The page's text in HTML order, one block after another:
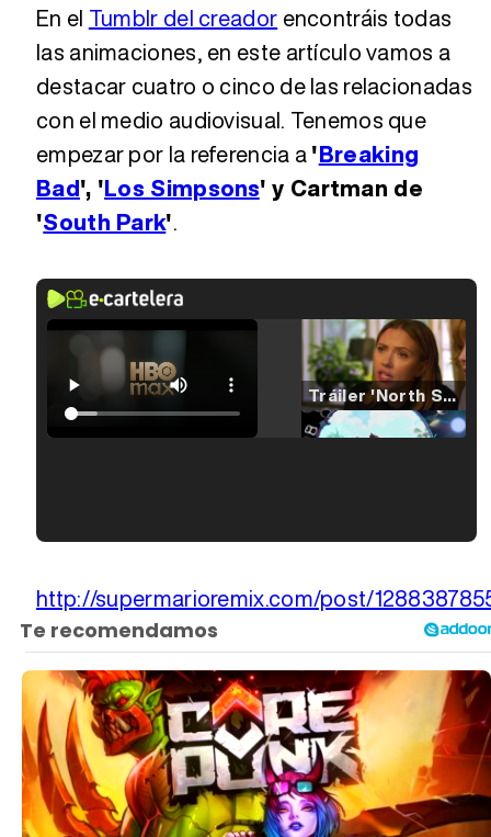
En el Tumblr del creador encontráis todas
las animaciones, en este artículo vamos a
destacar cuatro o cinco de las relacionadas
con el medio audiovisual. Tenemos que
empezar por la referencia a'Breaking
Bad', 'Los Simpsons' y Cartman de
'South Park'.
Tráiler 'North Star' (2023)
Tráiler Oficial en VOSE 'The Audacity'
Tráiler en español 'Outcome' (2026)
http://supermarioremix.com/post/